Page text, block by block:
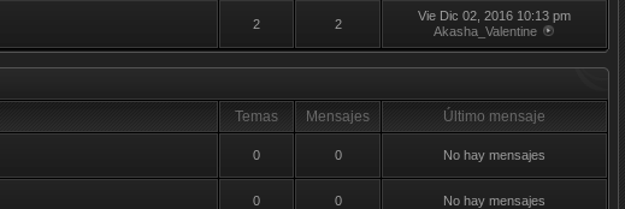
2 2
Vie Dic 02, 2016 10:13 pm
Akasha_Valentine
Temas Mensajes Último mensaje
0 0 No hay mensajes
0 0 No hay mensajes